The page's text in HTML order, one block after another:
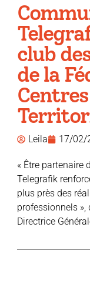
club
de la
Leila 17/02/
« Être partenaire
Telegrafik
plus près des
professionnels »,
Directrice